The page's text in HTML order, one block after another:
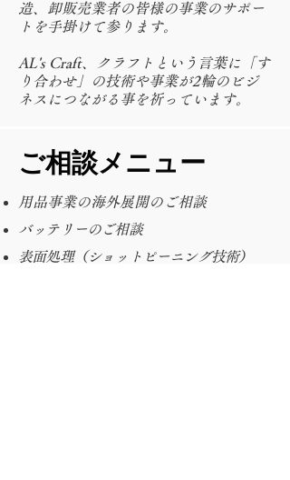
造、卸販売業者の皆様の事業のサポー
トを手掛けて参ります。
AL's Craft、クラフトという言葉に「す
り合わせ」の技術や事業が2輪のビジ
ネスにつながる事を祈っています。
​ご相談メニュー
用品事業の海外展開のご相談
バッテリーのご相談
表面処理（ショットピーニング技術）